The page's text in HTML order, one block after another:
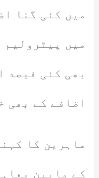
میں کئی گنا
میں
بھی کئی فیصد
اضافے کے بھی
ماہرین کا
کے مابین